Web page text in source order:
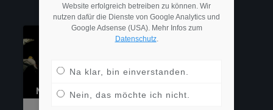
Website erfolgreich betreiben zu können. Wir
nutzen dafür die Dienste von Google Analytics und
Google Adsense (USA). Mehr Infos zum
Datenschutz.
Na klar, bin einverstanden.
Nein, das möchte ich nicht.